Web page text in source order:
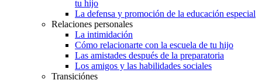
tu hijo
La defensa y promoción de la educación especial
Relaciones personales
La intimidación
Cómo relacionarte con la escuela de tu hijo
Las amistades después de la preparatoria
Los amigos y las habilidades sociales
Transiciónes